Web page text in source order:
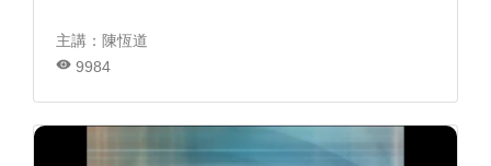
主講：陳恆道
9984